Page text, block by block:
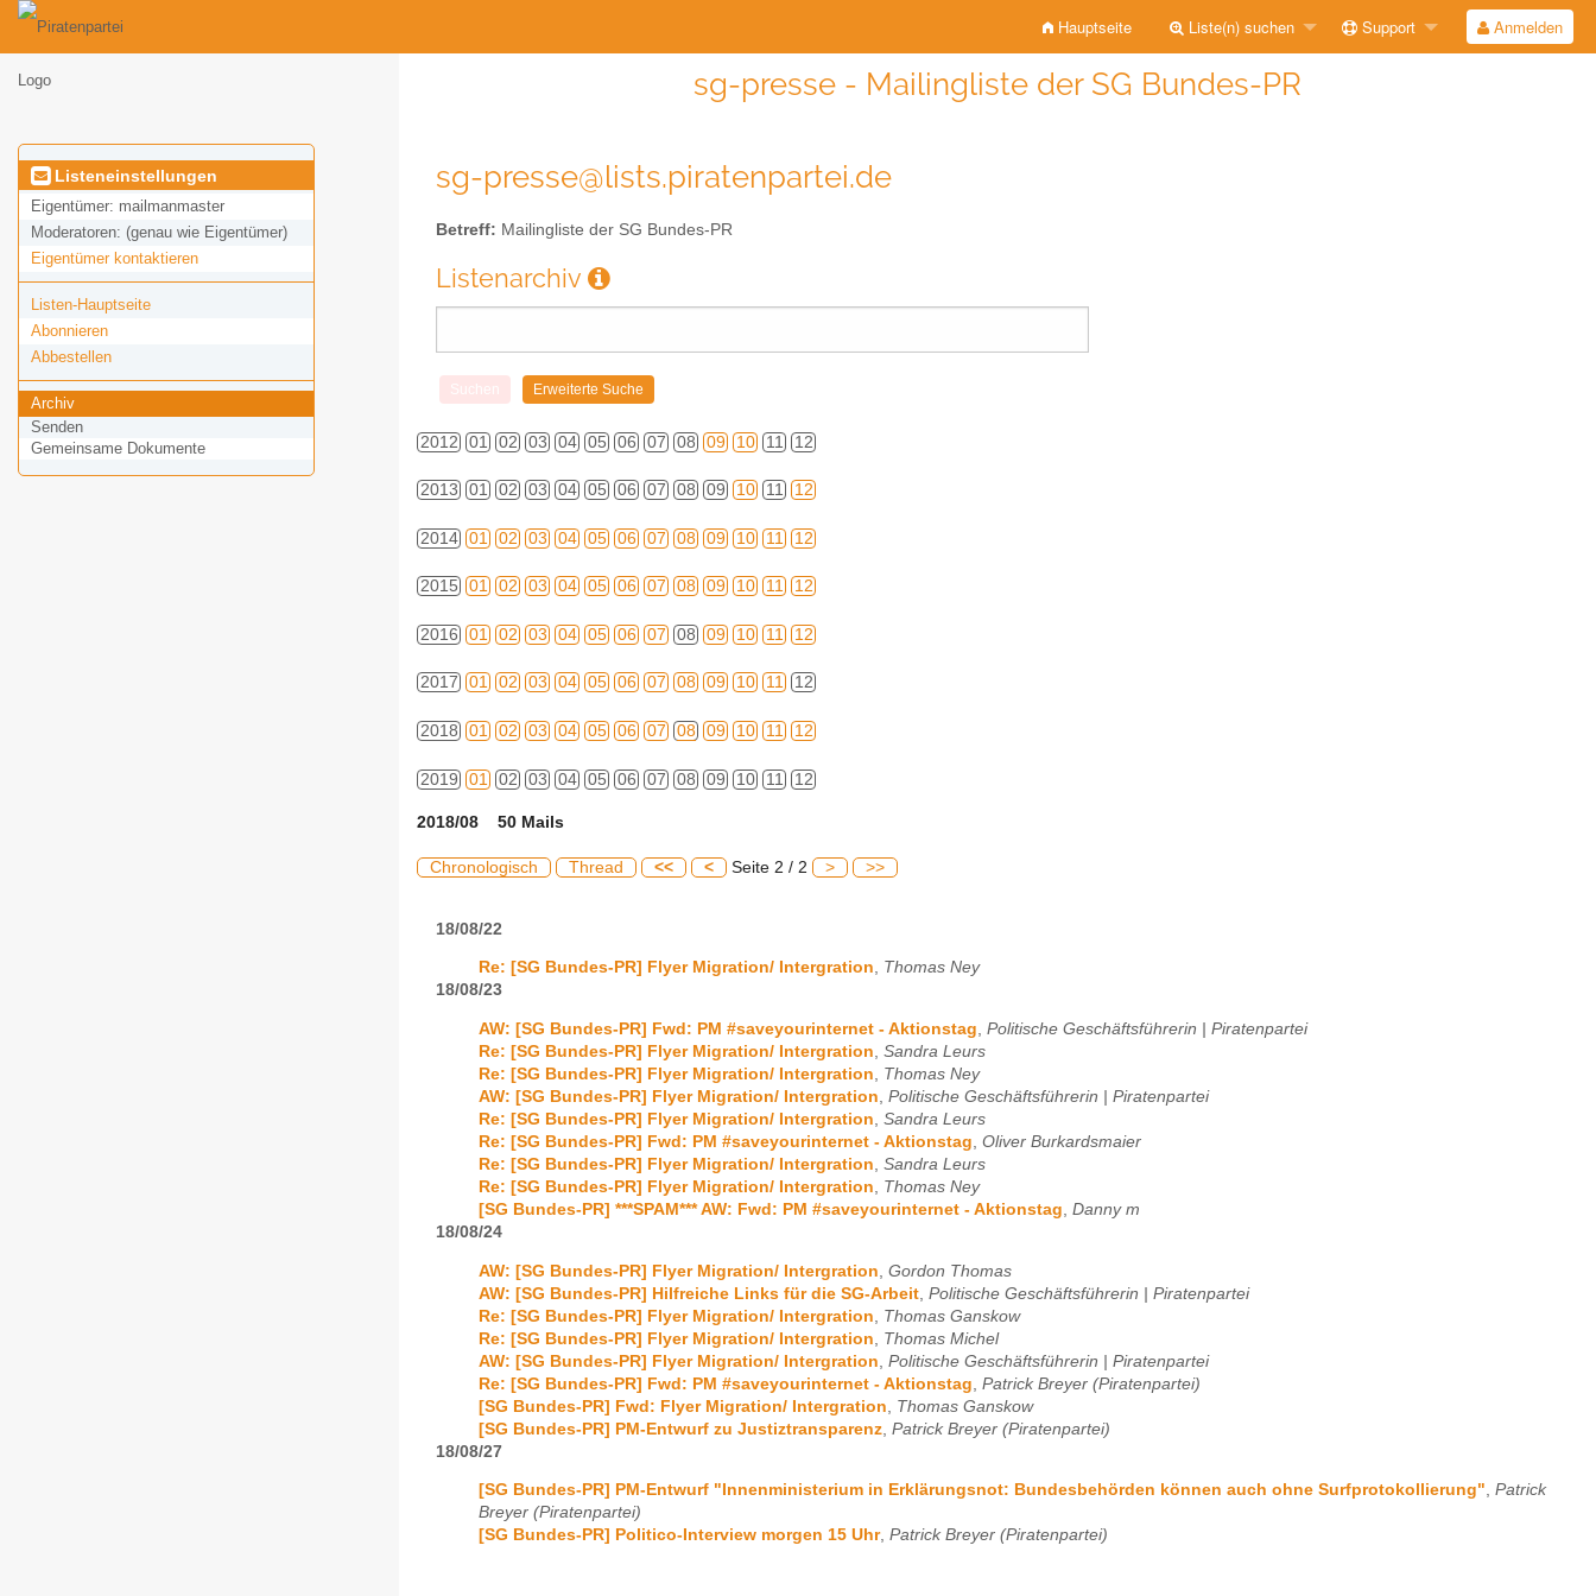
Hauptseite Liste(n) suchen Support Anmelden
sg-presse - Mailingliste der SG Bundes-PR
Listeneinstellungen
Eigentümer: mailmanmaster
Moderatoren: (genau wie Eigentümer)
Eigentümer kontaktieren
Listen-Hauptseite
Abonnieren
Abbestellen
Archiv
Senden
Gemeinsame Dokumente
sg-presse@lists.piratenpartei.de
Betreff: Mailingliste der SG Bundes-PR
Listenarchiv
2012 01 02 03 04 05 06 07 08 09 10 11 12
2013 01 02 03 04 05 06 07 08 09 10 11 12
2014 01 02 03 04 05 06 07 08 09 10 11 12
2015 01 02 03 04 05 06 07 08 09 10 11 12
2016 01 02 03 04 05 06 07 08 09 10 11 12
2017 01 02 03 04 05 06 07 08 09 10 11 12
2018 01 02 03 04 05 06 07 08 09 10 11 12
2019 01 02 03 04 05 06 07 08 09 10 11 12
2018/08 50 Mails
Chronologisch Thread << < Seite 2 / 2 > >>
18/08/22
Re: [SG Bundes-PR] Flyer Migration/ Intergration, Thomas Ney
18/08/23
AW: [SG Bundes-PR] Fwd: PM #saveyourinternet - Aktionstag, Politische Geschäftsführerin | Piratenpartei
Re: [SG Bundes-PR] Flyer Migration/ Intergration, Sandra Leurs
Re: [SG Bundes-PR] Flyer Migration/ Intergration, Thomas Ney
AW: [SG Bundes-PR] Flyer Migration/ Intergration, Politische Geschäftsführerin | Piratenpartei
Re: [SG Bundes-PR] Flyer Migration/ Intergration, Sandra Leurs
Re: [SG Bundes-PR] Fwd: PM #saveyourinternet - Aktionstag, Oliver Burkardsmaier
Re: [SG Bundes-PR] Flyer Migration/ Intergration, Sandra Leurs
Re: [SG Bundes-PR] Flyer Migration/ Intergration, Thomas Ney
[SG Bundes-PR] ***SPAM*** AW: Fwd: PM #saveyourinternet - Aktionstag, Danny m
18/08/24
AW: [SG Bundes-PR] Flyer Migration/ Intergration Gordon Thomas
AW: [SG Bundes-PR] Hilfreiche Links für die SG-Arbeit Politische Geschäftsführerin | Piratenpartei
Re: [SG Bundes-PR] Flyer Migration/ Intergration
Thomas Ganskow
Re: [SG Bundes-PR] Flyer Migration/ Intergration
Thomas Michel
AW: [SG Bundes-PR] Flyer Migration/ Intergration Politische Geschäftsführerin | Piratenpartei
Re: [SG Bundes-PR] Fwd: PM #saveyourinternet - Aktionstag Patrick Breyer (Piratenpartei)
[SG Bundes-PR] Fwd: Flyer Migration/ Intergration
Thomas Ganskow
[SG Bundes-PR] PM-Entwurf zu Justiztransparenz Patrick Breyer (Piratenpartei)
18/08/27
[SG Bundes-PR] PM-Entwurf "Innenministerium in Erklärungsnot: Bundesbehörden können auch ohne Surfprotokollierung", Patrick
Breyer (Piratenpartei)
[SG Bundes-PR] Politico-Interview morgen 15 Uhr, Patrick Breyer (Piratenpartei)